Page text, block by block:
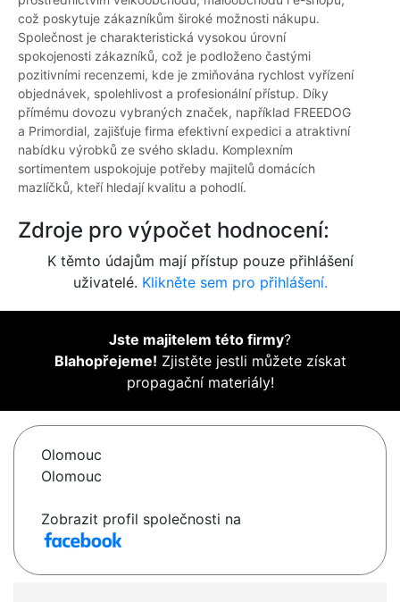
což poskytuje zákazníkům široké možnosti nákupu.
Společnost je charakteristická vysokou úrovní
spokojenosti zákazníků, což je podloženo častými
pozitivními recenzemi, kde je zmiňována rychlost vyřízení
objednávek, spolehlivost a profesionální přístup. Díky
přímému dovozu vybraných značek, například FREEDOG
a Primordial, zajišťuje firma efektivní expedici a atraktivní
nabídku výrobků ze svého skladu. Komplexním
sortimentem uspokojuje potřeby majitelů domácích
mazlíčků, kteří hledají kvalitu a pohodlí.
Zdroje pro výpočet hodnocení:
K těmto údajům mají přístup pouze přihlášení
uživatelé. Klikněte sem pro přihlášení.
Jste majitelem této firmy?
Blahopřejeme! Zjistěte jestli můžete získat
propagační materiály!
Olomouc
Olomouc
Zobrazit profil společnosti na